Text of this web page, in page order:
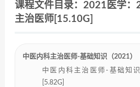
课程文件目录：2021医学：
主治医师[15.10G]
中医内科主治医师-基础知识（2021）
中医内科主治医师-基础知识
[5.82G]